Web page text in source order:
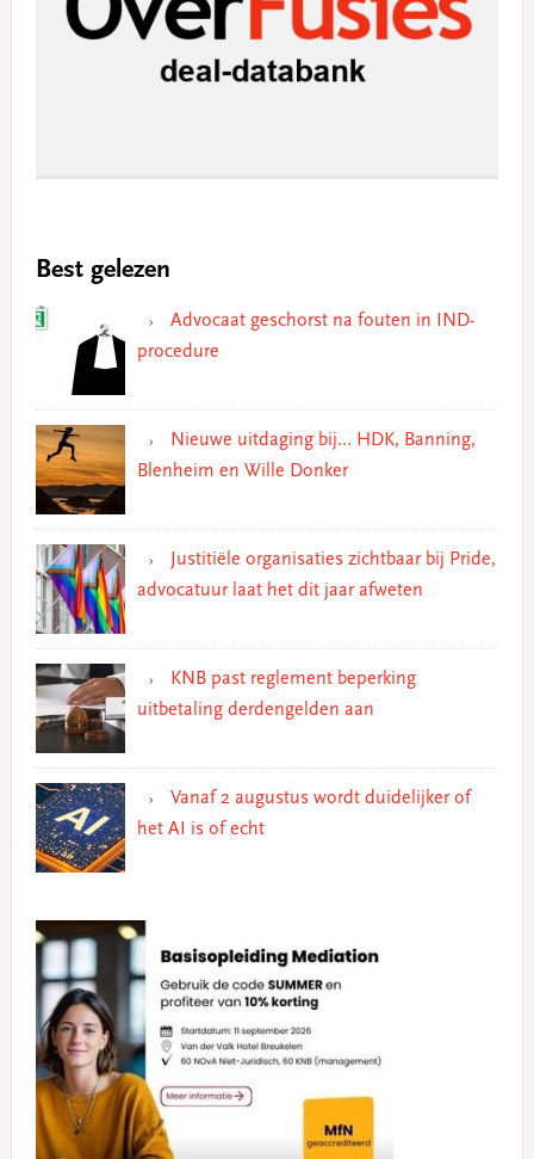
Best gelezen
Advocaat geschorst na fouten in IND-
procedure
Nieuwe uitdaging bij… HDK, Banning,
Blenheim en Wille Donker
Justitiële organisaties zichtbaar bij Pride,
advocatuur laat het dit jaar afweten
KNB past reglement beperking
uitbetaling derdengelden aan
Vanaf 2 augustus wordt duidelijker of
het AI is of echt